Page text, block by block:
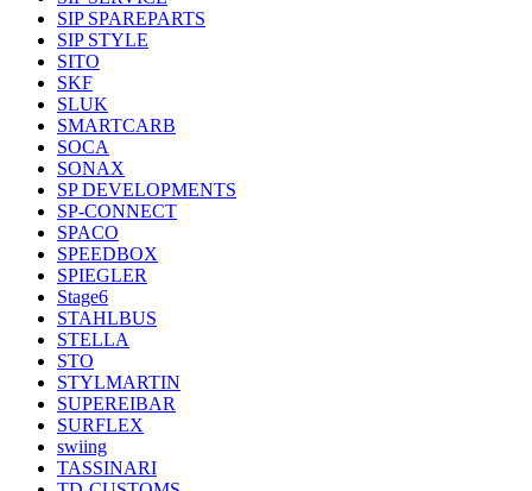
SIP SPAREPARTS
SIP STYLE
SITO
SKF
SLUK
SMARTCARB
SOCA
SONAX
SP DEVELOPMENTS
SP-CONNECT
SPACO
SPEEDBOX
SPIEGLER
Stage6
STAHLBUS
STELLA
STO
STYLMARTIN
SUPEREIBAR
SURFLEX
swiing
TASSINARI